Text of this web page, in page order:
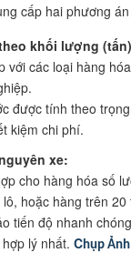
cấp hai phương
khối lượng
với các loại hàng
được tính theo
kiệm chi phí.
xe:
cho hàng hóa số
lô, hoặc hàng trên 20
tiến độ nhanh
lý nhất. Chụp